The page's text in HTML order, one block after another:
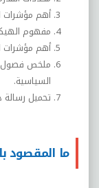
أهم مؤشرات
مفهوم
أهم مؤشرات
ملخص فصول
السياسية.
تحميل رسالة
ما المقصود